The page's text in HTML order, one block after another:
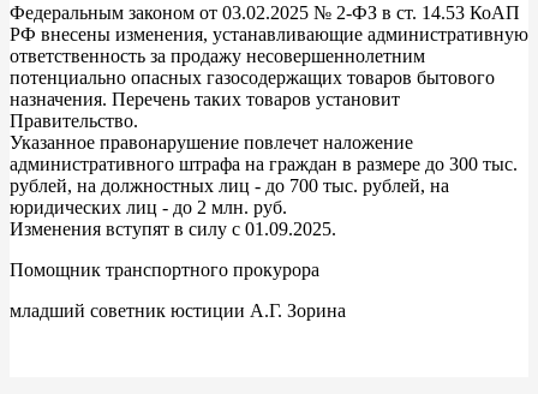
Федеральным законом от 03.02.2025 № 2-ФЗ в ст. 14.53 КоАП
РФ внесены изменения, устанавливающие административную
ответственность за продажу несовершеннолетним
потенциально опасных газосодержащих товаров бытового
назначения. Перечень таких товаров установит
Правительство.
Указанное правонарушение повлечет наложение
административного штрафа на граждан в размере до 300 тыс.
рублей, на должностных лиц - до 700 тыс. рублей, на
юридических лиц - до 2 млн. руб.
Изменения вступят в силу с 01.09.2025.
Помощник транспортного прокурора
младший советник юстиции А.Г. Зорина